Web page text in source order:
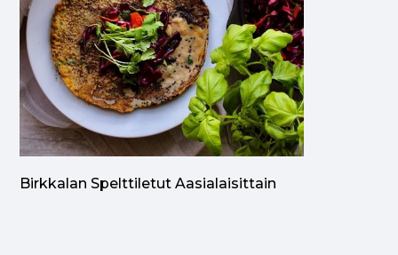
Birkkalan Spelttiletut Aasialaisittain